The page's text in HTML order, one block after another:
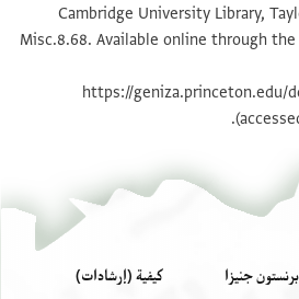
تكبير و تدوير
Cambridge University Library,
Misc.8.68. Available online through
https://geniza.princeton.edu/
جنيزا كيفية (إرشادات)